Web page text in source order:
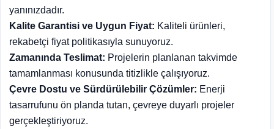
yanınızdadır.
Kalite Garantisi ve Uygun Fiyat: Kaliteli ürünleri,
rekabetçi fiyat politikasıyla sunuyoruz.
Zamanında Teslimat: Projelerin planlanan takvimde
tamamlanması konusunda titizlikle çalışıyoruz.
Çevre Dostu ve Sürdürülebilir Çözümler: Enerji
tasarrufunu ön planda tutan, çevreye duyarlı projeler
gerçekleştiriyoruz.